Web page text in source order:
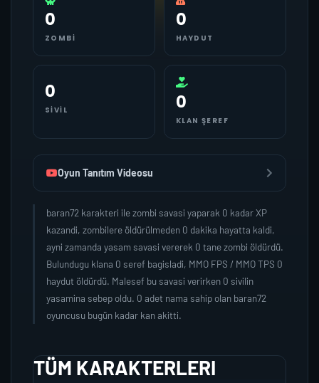
0
ZOMBI
0
HAYDUT
0
SIVIL 0
KLAN ŞEREF
Oyun Tanıtım Videosu
baran72 karakteri ile zombi savasi yaparak 0 kadar XP
kazandi, zombilere öldürülmeden 0 dakika hayatta kaldi,
ayni zamanda yasam savasi vererek 0 tane zombi öldürdü.
Bulundugu klana 0 seref bagisladi, MMO FPS / MMO TPS 0
haydut öldürdü. Malesef bu savasi verirken 0 sivilin
yasamina sebep oldu. 0 adet nama sahip olan baran72
oyuncusu bugün kadar kan akitti.
TÜM KARAKTERLERI